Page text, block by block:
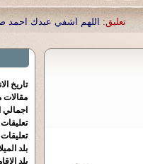
اشفي عبدك احمد صبحي منصور |
تاريخ
اجمالي
تعليقات
بلد
بلد